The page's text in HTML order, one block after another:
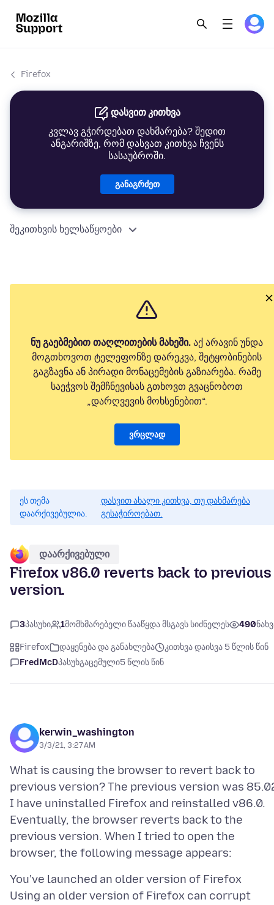
Firefox
დასვით კითხვა
კვლავ გჭირდებათ დახმარება? შედით
ანგარიშზე, რომ დასვათ კითხვა ჩვენს
სასაუბროში.
განაგრძეთ
შეკითხვის ხელსაწყოები
ნუ გაებმებით თაღლითების მახეში. აქ არავინ უნდა
მოგთხოვოთ ტელეფონზე დარეკვა, შეტყობინების
გაგზავნა ან პირადი მონაცემების გაზიარება. რამე
საეჭვოს შემჩნევისას გთხოვთ გვაცნობოთ
„დარღვევის მოხსენებით“.
ვრცლად
ეს თემა
დაარქივებულია.
დასვით ახალი კითხვა, თუ დახმარება
გესაჭიროებათ.
დაარქივებული
Firefox v86.0 reverts back to previous
version.
3პასუხი 1მომხმარებელი წააწყდა მსგავს სიძნელეს 490
Firefox დაყენება და განახლება
კითხვა დაისვა 5 წლის წინ
FredMcDპასუხგაცემული5 წლის წინ
kerwin_washington
3/3/21, 3:27 AM
What is causing the browser to revert back to
previous version? The previous version was
I have uninstalled Firefox and reinstalled v86.0.
Eventually, the browser reverts back to the
previous version. When I tried to open the
You've launched an older version of Firefox
Using an older version of Firefox can corrupt